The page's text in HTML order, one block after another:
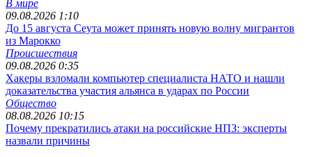
В мире
09.08.2026 1:10
До 15 августа Сеута может принять новую волну мигрантов
из Марокко
Происшествия
09.08.2026 0:35
Хакеры взломали компьютер специалиста НАТО и нашли
доказательства участия альянса в ударах по России
Общество
08.08.2026 10:15
Почему прекратились атаки на российские НПЗ: эксперты
назвали причины